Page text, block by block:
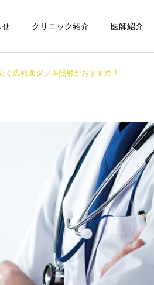
せ クリニック紹介 医師紹介
ワキ汗
ボル
ぐ広範囲ダブル照射がおすすめ！